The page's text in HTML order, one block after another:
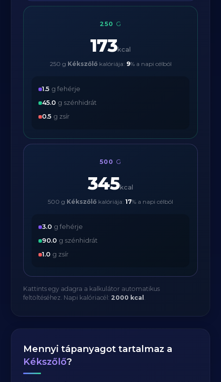
250 G
173kcal
250 g Kékszőlőkalóriája: 9% a napi célból
1.5 g fehérje
45.0 g szénhidrát
0.5 g zsír
500 G
345kcal
500 g Kékszőlő kalóriája: 17% a napi célból
3.0 g fehérje
90.0 g szénhidrát
1.0 g zsír
Kattints egy adagra a kalkulátor automatikus
feltöltéséhez. Napi kalóriacél: 2000 kcal .
Mennyi tápanyagot tartalmaz a
Kékszőlő?